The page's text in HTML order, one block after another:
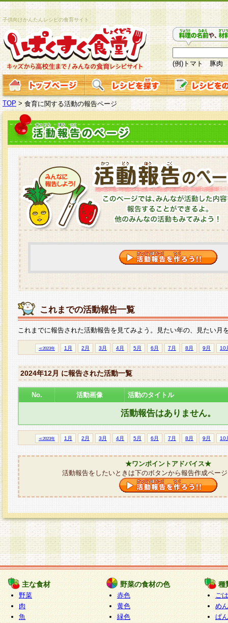
子供向けかんたんレシピの食育サイト
(例)トマト 豚肉
TOP >食育に関する活動の報告ページ
これまでの活動報告一覧
これまでに報告された活動報告を見てみよう。見たい年の、見たい月
≪2023年 1月 2月 3月 4月 5月 6月 7月 8月 9月 10
2024年12月 に報告された活動一覧
No. 活動画像 活動のタイトル
活動報告はありません。
≪2023年 1月 2月 3月 4月 5月 6月 7月 8月 9月 10
★ワンポイントアドバイス★
活動報告をしたいときは下のボタンから報告作成ペー
主な食材
野菜
肉
魚
野菜の食材の色
赤色
黄色
緑色
種
ご
めん
ぱん